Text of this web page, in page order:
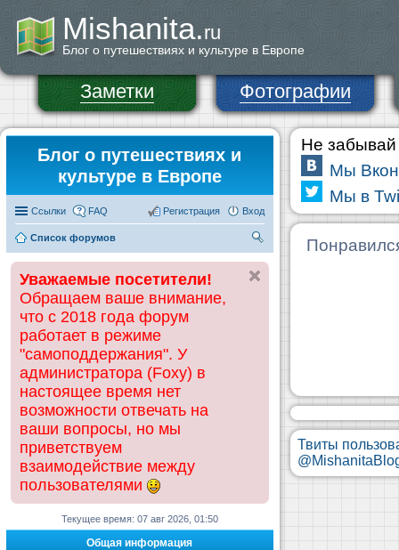
Mishanita.ru
Блог о путешествиях и культуре в Европе
Заметки Фотографии
Блог о путешествиях и
культуре в Европе
Ссылки FAQ Вход
Регистрация
Список форумов
ск
Уважаемые посетители!
Обращаем ваше внимание,
что с 2018 года форум
работает в режиме
"самоподдержания". У
администратора (Foxy) в
настоящее время нет
возможности отвечать на
ваши вопросы, но мы
приветствуем
взаимодействие между
пользователями
Текущее время: 07 авг 2026, 01:50
Общая информация
Не забывай
Мы
Мы в
Твиты